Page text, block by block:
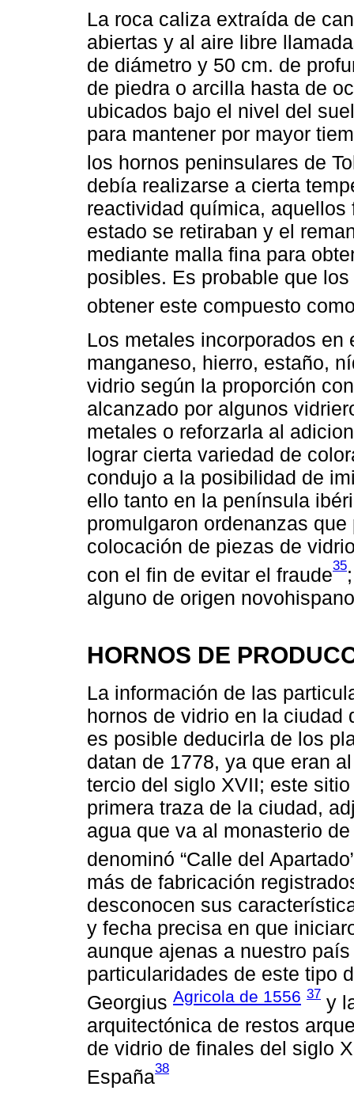
La roca caliza extraída de
abiertas y al aire libre
de diámetro y 50 cm. de
de piedra o arcilla hasta de
ubicados bajo el nivel del
para mantener por mayor
los hornos peninsulares de
debía realizarse a cierta
reactividad química,
estado se retiraban y el
mediante malla fina para
posibles. Es probable que
obtener este compuesto
Los metales incorporados
manganeso, hierro, estaño,
vidrio según la proporción
alcanzado por algunos
metales o reforzarla al
lograr cierta variedad de
condujo a la posibilidad de
ello tanto en la península
promulgaron ordenanzas
colocación de piezas de
con el fin de evitar el fraude35
alguno de origen
HORNOS DE
La información de las
hornos de vidrio en la ciudad
es posible deducirla de los
datan de 1778, ya que eran
tercio del siglo XVII; este
primera traza de la ciudad,
agua que va al monasterio
denominó “Calle del
más de fabricación
desconocen sus
y fecha precisa en que
aunque ajenas a nuestro
particularidades de este tipo
Georgius Agricola de 1556 37 y
arquitectónica de restos
de vidrio de finales del siglo
España38